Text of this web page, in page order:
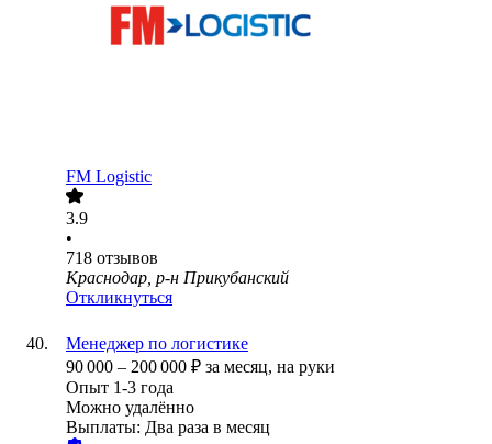
FM Logistic
3.9
•
718 отзывов
Краснодар, р-н Прикубанский
Откликнуться
Менеджер по логистике
90 000 – 200 000 ₽ за месяц, на руки
Опыт 1-3 года
Можно удалённо
Выплаты: Два раза в месяц